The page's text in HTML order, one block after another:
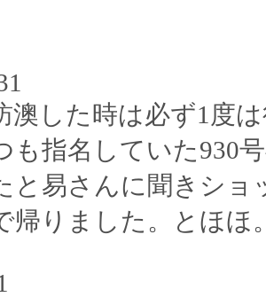
した時は必ず1度
も指名していた930
と易さんに聞きショ
帰りました。とほほ